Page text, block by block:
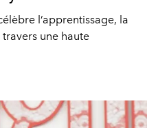
l’apprentissage, la
une haute